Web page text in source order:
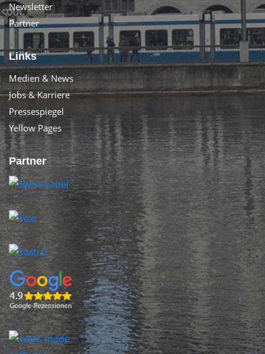
Newsletter
Partner
Links
Medien & News
Jobs & Karriere
Pressespiegel
Yellow Pages
Partner